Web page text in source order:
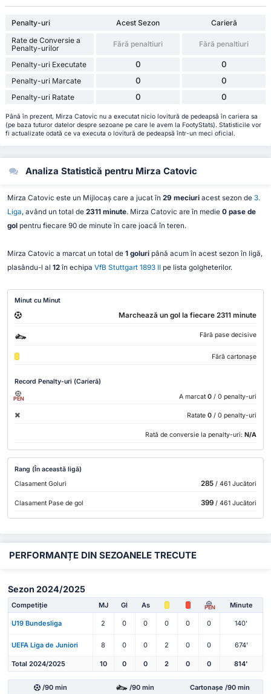
Penalty-uri Acest Sezon
Carieră
Rate de Conversie a
Penalty-urilor
Fără penaltiuri Fără penaltiuri
Penalty-uri Executate 0 0
Penalty-uri Marcate 0 0
Penalty-uri Ratate 0 0
Până în prezent, Mirza Catovic nu a executat nicio lovitură de pedeapsă în cariera sa
(pe baza tuturor datelor despre sezoane pe care le avem la FootyStats). Statisticile vor
fi actualizate odată ce va executa o lovitură de pedeapsă într-un meci oficial.
Analiza Statistică pentru Mirza Catovic
Mirza Catovic este un Mijlocaș care a jucat în 29 meciuriacest sezon de 3.
Liga, având un total de 2311 minute. Mirza Catovic are în medie 0 pase de
golpentru fiecare 90 de minute în care joacă în teren.
Mirza Catovic a marcat un total de 1 goluripână acum în acest sezon în ligă,
plasându-l al 12în echipa VfB Stuttgart 1893 II pe lista golgheterilor.
Minut cu Minut
Marchează un gol la fiecare 2311 minute
Fără pase decisive
Fără cartonașe
Record Penalty-uri (Carieră)
PEN A marcat 0 / 0 penalty-uri
Ratate 0 / 0 penalty-uri
Rată de conversie la penalty-uri: N/A
Rang (În această ligă)
Clasament Goluri
285/ 461 Jucători
Clasament Pase de gol 399/ 461 Jucători
PERFORMANȚE DIN SEZOANELE TRECUTE
Sezon 2024/2025
Competiție MJ Gl As PEN Minute
U19 Bundesliga 2 0 0 0 0 0 140'
UEFA Liga de Juniori 8 0 0 2 0 0 674'
Total 2024/2025 10 0 0 2 0 0 814'
/90 min /90 min Cartonașe /90 min